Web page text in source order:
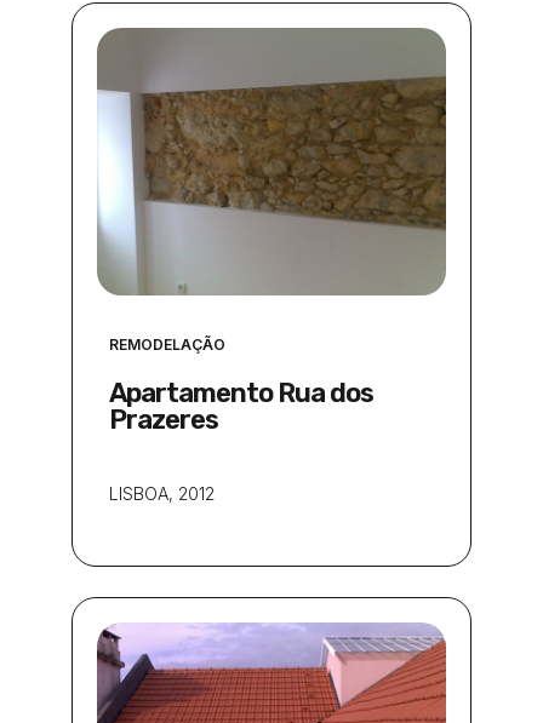
REMODELAÇÃO
Apartamento Rua dos
Prazeres
LISBOA, 2012